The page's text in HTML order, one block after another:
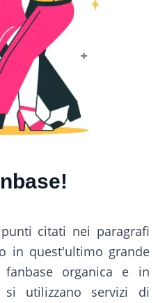
citati nei paragrafi
in quest'ultimo grande
fanbase organica e in
si utilizzano servizi di